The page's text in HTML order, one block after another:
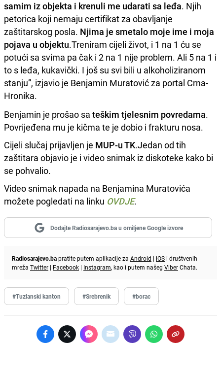
samim iz objekta i krenuli me udarati sa leđa. Njih
petorica koji nemaju certifikat za obavljanje
zaštitarskog posla. Njima je smetalo moje ime i moja
pojava u objektu.Treniram cijeli život, i 1 na 1 ću se
potući sa svima pa čak i 2 na 1 nije problem. Ali 5 na 1 i
to s leđa, kukavički. I još su svi bili u alkoholiziranom
stanju”, izjavio je Benjamin Muratović za portal Crna-
Hronika.
Benjamin je prošao sa teškim tjelesnim povredama.
Povrijeđena mu je kičma te je dobio i frakturu nosa.
Cijeli slučaj prijavljen je MUP-u TK.Jedan od tih
zaštitara objavio je i video snimak iz diskoteke kako bi
se pohvalio.
Video snimak napada na Benjamina Muratovića
možete pogledati na linku OVDJE.
Dodajte Radiosarajevo.ba u omiljene Google izvore
Radiosarajevo.bapratite putem aplikacije za Android | iOS i društvenih
mreža Twitter | Facebook | Instagram, kao i putem našeg ViberChata.
#Tuzlanski kanton #Srebrenik #borac